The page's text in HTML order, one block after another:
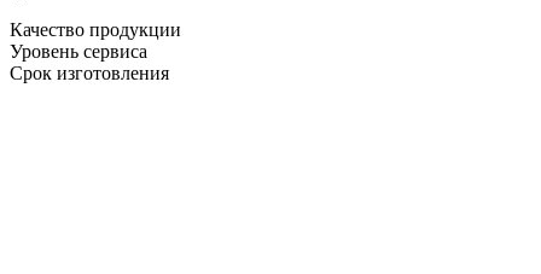
Качество продукции
Уровень сервиса
Срок изготовления